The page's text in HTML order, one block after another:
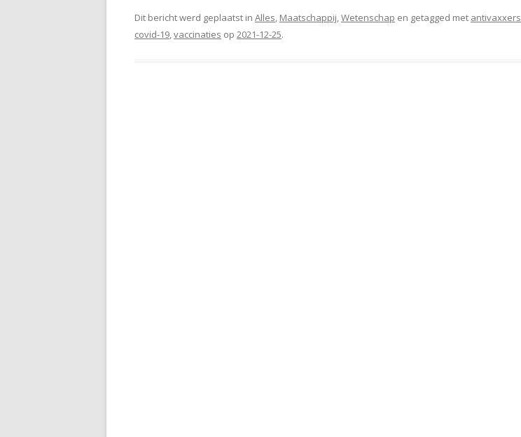
Dit bericht werd geplaatst in Alles, Maatschappij,Wetenschap en getagged met antivaxxers
covid-19,vaccinaties op 2021-12-25.